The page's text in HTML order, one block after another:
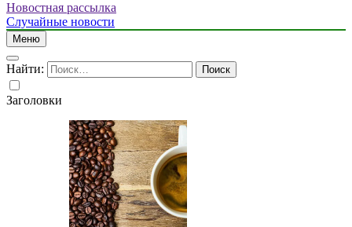
Новостная рассылка
Случайные новости
Меню
Найти:
Заголовки